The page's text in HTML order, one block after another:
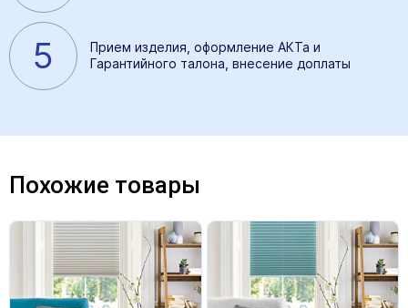
5
Прием изделия, оформление АКТа и
Гарантийного талона, внесение доплаты
Похожие товары